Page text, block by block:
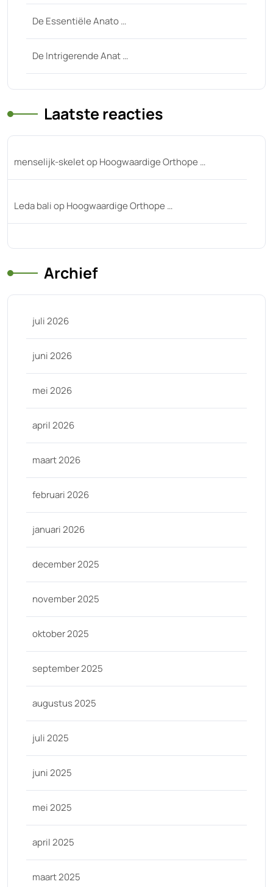
De Essentiële Anato …
De Intrigerende Anat …
Laatste reacties
menselijk-skeletopHoogwaardige Orthope …
Leda baliopHoogwaardige Orthope …
Archief
juli 2026
juni 2026
mei 2026
april 2026
maart 2026
februari 2026
januari 2026
december 2025
november 2025
oktober 2025
september 2025
augustus 2025
juli 2025
juni 2025
mei 2025
april 2025
maart 2025